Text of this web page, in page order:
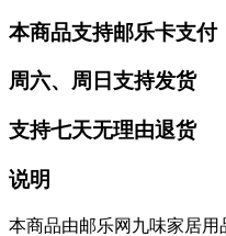
本商品支持邮乐卡支付
周六、周日支持发货
支持七天无理由退货
说明
本商品由邮乐网九味家居